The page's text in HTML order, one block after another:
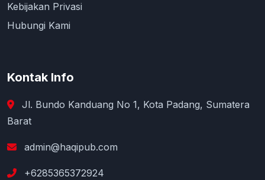
Kebijakan Privasi
Hubungi Kami
Kontak Info
Jl. Bundo Kanduang No 1, Kota Padang, Sumatera
Barat
admin@haqipub.com
+6285365372924